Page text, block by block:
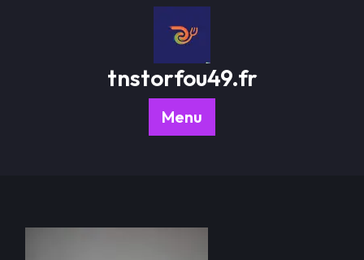
tnstorfou49.fr
Menu